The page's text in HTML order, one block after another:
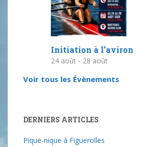
Initiation à l’aviron
24 août - 28 août
Voir tous les Évènements
DERNIERS ARTICLES
Pique-nique à Figuerolles